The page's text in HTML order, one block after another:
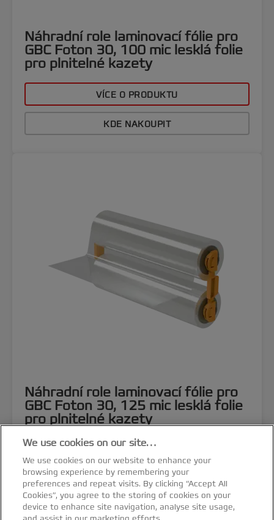
Náhradní role laminovací fólie pro
GBC Foton 30, 100 mic lesklá folie
pro plnitelné kazety
VÍCE O PRODUKTU
KDE NAKOUPIT
Náhradní role laminovací fólie pro
GBC Foton 30, 125 mic lesklá folie
pro plnitelné kazety
KDE NAKOUPIT
We use cookies on our site…
We use cookies on our website to enhance your
browsing experience by remembering your
preferences and repeat visits. By clicking “Accept All
Cookies”, you agree to the storing of cookies on your
device to enhance site navigation, analyse site usage,